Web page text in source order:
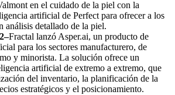
en el cuidado de la piel con la
artificial de Perfect para ofrecer a los
análisis detallado de la piel.
–Fractal lanzó Asper.ai, un producto de
para los sectores manufacturero, de
y minorista. La solución ofrece un
artificial de extremo a extremo, que
del inventario, la planificación de la
estratégicos y el posicionamiento.